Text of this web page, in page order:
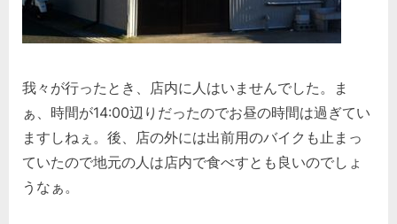
我々が行ったとき、店内に人はいませんでした。ま
ぁ、時間が14:00辺りだったのでお昼の時間は過ぎてい
ますしねぇ。後、店の外には出前用のバイクも止まっ
ていたので地元の人は店内で食べすとも良いのでしょ
うなぁ。